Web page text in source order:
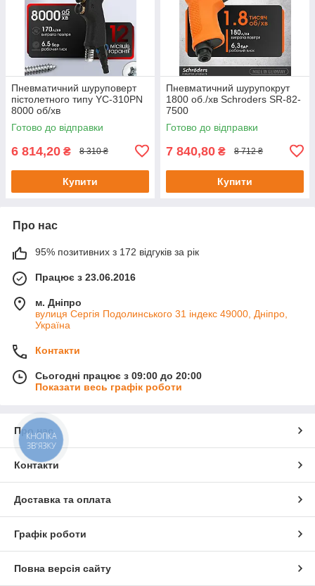
Пневматичний шуруповерт
пістолетного типу YC-310PN
8000 об/хв
Готово до відправки
6 814,20 ₴ 8 310 ₴
Купити
Пневматичний шурупокрут
1800 об./хв Schroders SR-82-
7500
Готово до відправки
7 840,80 ₴ 8 712 ₴
Купити
Про нас
95% позитивних з 172 відгуків за рік
Працює з 23.06.2016
м. Дніпро
вулиця Сергія Подолинського 31 індекс 49000, Дніпро,
Україна
Контакти
Сьогодні працює з 09:00 до 20:00
Показати весь графік роботи
Про нас
Контакти
Доставка та оплата
Графік роботи
Повна версія сайту
КНОПКА
ЗВ'ЯЗКУ